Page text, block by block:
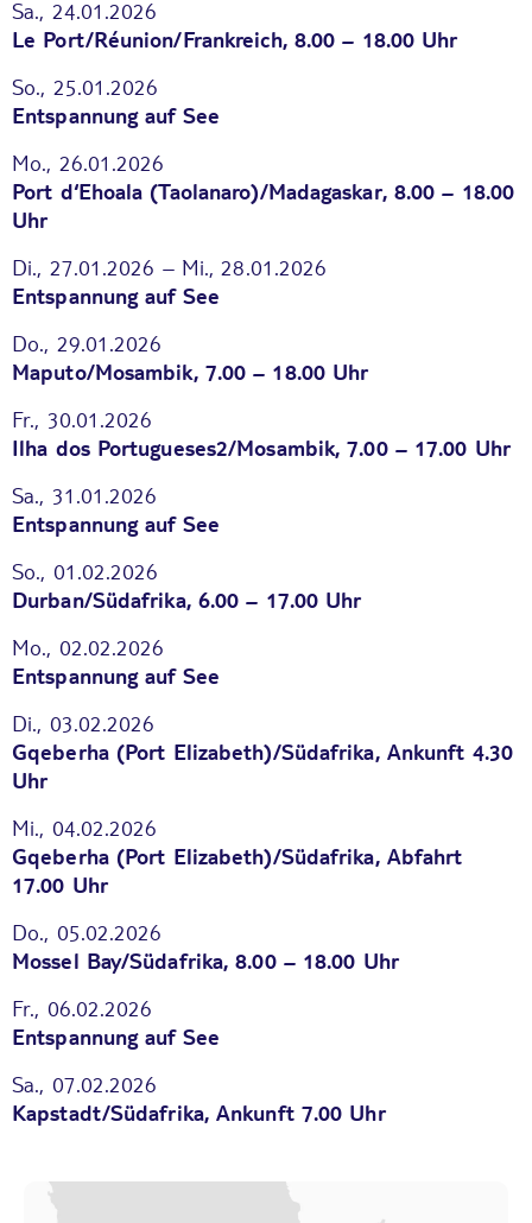
Sa., 24.01.2026
Le Port/Réunion/Frankreich, 8.00 – 18.00 Uhr
So., 25.01.2026
Entspannung auf See
Mo., 26.01.2026
Port d‘Ehoala (Taolanaro)/Madagaskar, 8.00 – 18.00
Uhr
Di., 27.01.2026 – Mi., 28.01.2026
Entspannung auf See
Do., 29.01.2026
Maputo/Mosambik, 7.00 – 18.00 Uhr
Fr., 30.01.2026
Ilha dos Portugueses2/Mosambik, 7.00 – 17.00 Uhr
Sa., 31.01.2026
Entspannung auf See
So., 01.02.2026
Durban/Südafrika, 6.00 – 17.00 Uhr
Mo., 02.02.2026
Entspannung auf See
Di., 03.02.2026
Gqeberha (Port Elizabeth)/Südafrika, Ankunft 4.30
Uhr
Mi., 04.02.2026
Gqeberha (Port Elizabeth)/Südafrika, Abfahrt
17.00 Uhr
Do., 05.02.2026
Mossel Bay/Südafrika, 8.00 – 18.00 Uhr
Fr., 06.02.2026
Entspannung auf See
Sa., 07.02.2026
Kapstadt/Südafrika, Ankunft 7.00 Uhr